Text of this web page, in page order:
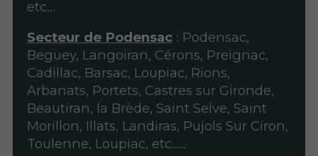
etc...
Secteur de Podensac: Podensac,
Beguey, Langoiran, Cérons, Preignac,
Cadillac, Barsac, Loupiac, Rions,
Arbanats, Portets, Castres sur Gironde,
Beautiran, la Brède, Saint Selve, Saint
Morillon, Illats, Landiras, Pujols Sur Ciron,
Toulenne, Loupiac, etc.....